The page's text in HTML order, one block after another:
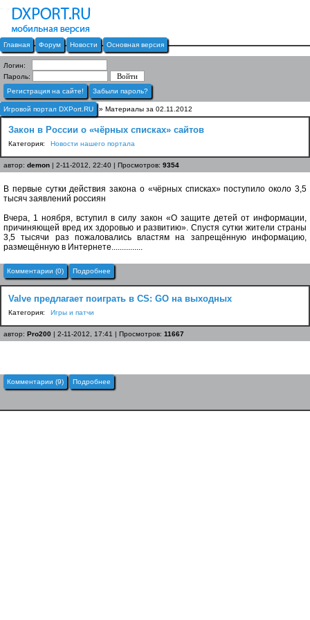
Главная Форум Новости Основная версия
Логин:
Пароль:
Регистрация на сайте!
Забыли пароль?
Игровой портал DXPort.RU » Материалы за 02.11.2012
Закон в России о «чёрных списках» сайтов
Категория: Новости нашего портала
автор: demon | 2-11-2012, 22:40 | Просмотров: 9354
В первые сутки действия закона о «чёрных списках» поступило около 3,5
тысяч заявлений россиян
Вчера, 1 ноября, вступил в силу закон «О защите детей от информации,
причиняющей вред их здоровью и развитию». Спустя сутки жители страны
3,5 тысячи раз пожаловались властям на запрещённую информацию,
размещённую в Интернете...............
Комментарии (0) Подробнее
Valve предлагает поиграть в CS: GO на выходных
Категория: Игры и патчи
автор: Pro200 | 2-11-2012, 17:41 | Просмотров: 11667
Комментарии (9) Подробнее